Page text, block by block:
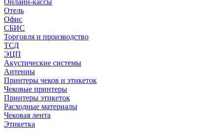
Онлайн-кассы
Отель
Офис
СБИС
Торговля и производство
ТСД
ЭЦП
Акустические системы
Антенны
Принтеры чеков и этикеток
Чековые принтеры
Принтеры этикеток
Расходные материалы
Чековая лента
Этикетка